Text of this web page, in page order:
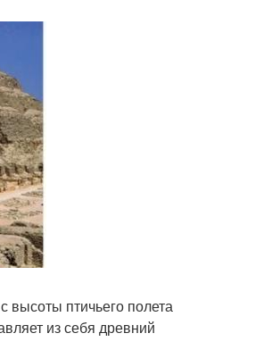
высоты птичьего полета
из себя древний